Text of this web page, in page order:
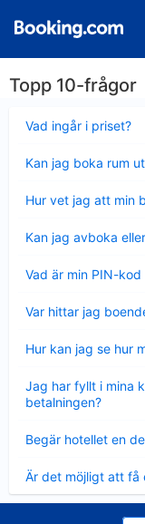
Topp 10-frågor
Vad ingår i priset?
mindre
Kan jag boka rum
mindre
Hur vet jag att min
mindre
Kan jag avboka
mindre
Vad är min PIN-
mindre
Var hittar jag
mindre
Hur kan jag se hur
mindre
Jag har fyllt i mina
betalningen?
mindre
Begär hotellet en
mindre
Är det möjligt att få
mindre